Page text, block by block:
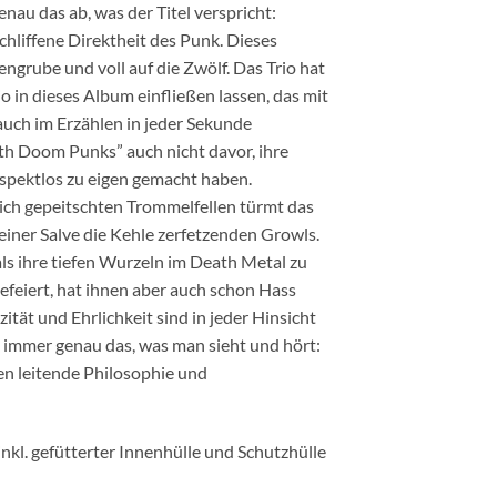
das ab, was der Titel verspricht:
Direktheit des Punk. Dieses
und voll auf die Zwölf. Das Trio hat
in dieses Album einfließen lassen, das mit
im Erzählen in jeder Sekunde
Doom Punks” auch nicht davor, ihre
zu eigen gemacht haben.
gepeitschten Trommelfellen türmt das
Salve die Kehle zerfetzenden Growls.
ihre tiefen Wurzeln im Death Metal zu
hat ihnen aber auch schon Hass
und Ehrlichkeit sind in jeder Hinsicht
genau das, was man sieht und hört:
leitende Philosophie und
gefütterter Innenhülle und Schutzhülle